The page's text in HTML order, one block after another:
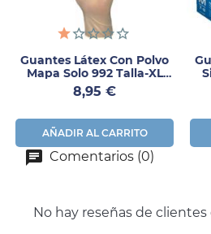
Guantes Látex Con Polvo
Mapa Solo 992 Talla-XL
100uds
Precio
8,95 €
AÑADIR AL CARRITO
Comentarios (0)
No hay reseñas de